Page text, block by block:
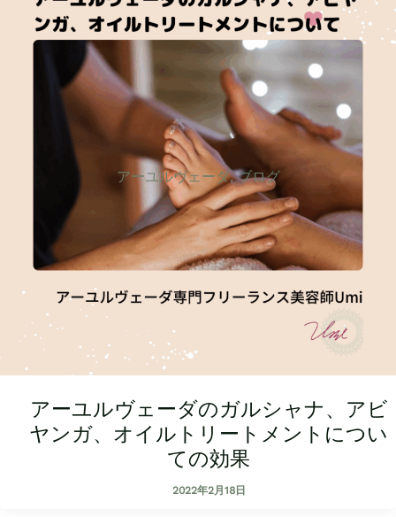
アーユルヴェーダ,ブログ
アーユルヴェーダのガルシャナ、アビ
ヤンガ、オイルトリートメントについ
ての効果
2022年2月18日